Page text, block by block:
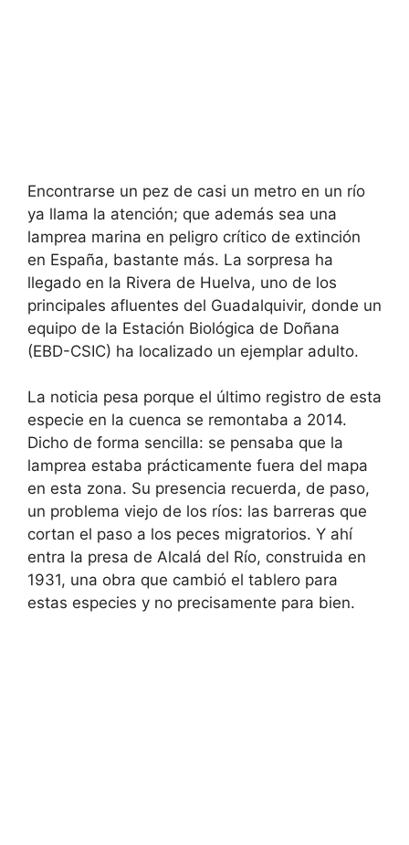
Encontrarse un pez de casi un metro en un río
ya llama la atención; que además sea una
lamprea marina en peligro crítico de extinción
en España, bastante más. La sorpresa ha
llegado en la Rivera de Huelva, uno de los
principales afluentes del Guadalquivir, donde un
equipo de la Estación Biológica de Doñana
(EBD-CSIC) ha localizado un ejemplar adulto.
La noticia pesa porque el último registro de esta
especie en la cuenca se remontaba a 2014.
Dicho de forma sencilla: se pensaba que la
lamprea estaba prácticamente fuera del mapa
en esta zona. Su presencia recuerda, de paso,
un problema viejo de los ríos: las barreras que
cortan el paso a los peces migratorios. Y ahí
entra la presa de Alcalá del Río, construida en
1931, una obra que cambió el tablero para
estas especies y no precisamente para bien.